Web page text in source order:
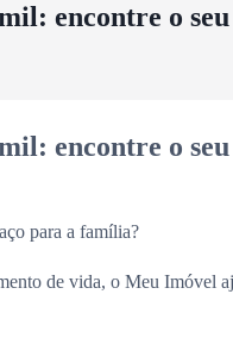
encontre o seu
encontre o seu
para a família?
de vida, o Meu Imóvel